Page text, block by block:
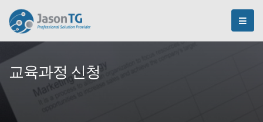
교육과정 신청